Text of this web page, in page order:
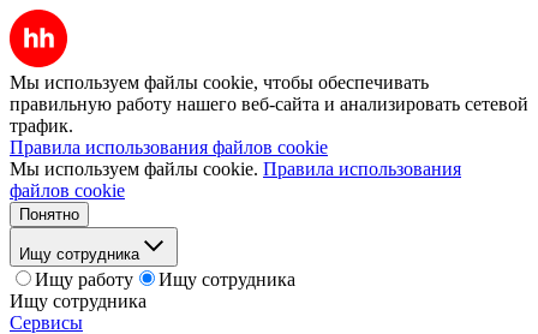
Мы используем файлы cookie, чтобы обеспечивать
правильную работу нашего веб-сайта и анализировать сетевой
трафик.
Правила использования файлов cookie
Мы используем файлы cookie. Правила использования
файлов cookie
Понятно
Ищу сотрудника
Ищу работу
Ищу сотрудника
Ищу сотрудника
Сервисы